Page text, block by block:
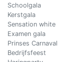
Schoolgala
Kerstgala
Sensation white
Examen gala
Prinses Carnaval
Bedrijfsfeest